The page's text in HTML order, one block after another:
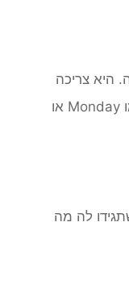
היא צריכה
לשלוט במערכות CRM (ניהול לקוחות), מערכות אופיס או Google Workspace, תוכנות לניהול משימות (כמו Monday או
לה מה